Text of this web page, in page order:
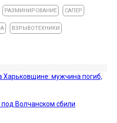
РАЗМИНИРОВАНИЕ САПЕР
ВЗРЫВОТЕХНИКИ
Харьковщине: мужчина погиб,
Волчанском сбили